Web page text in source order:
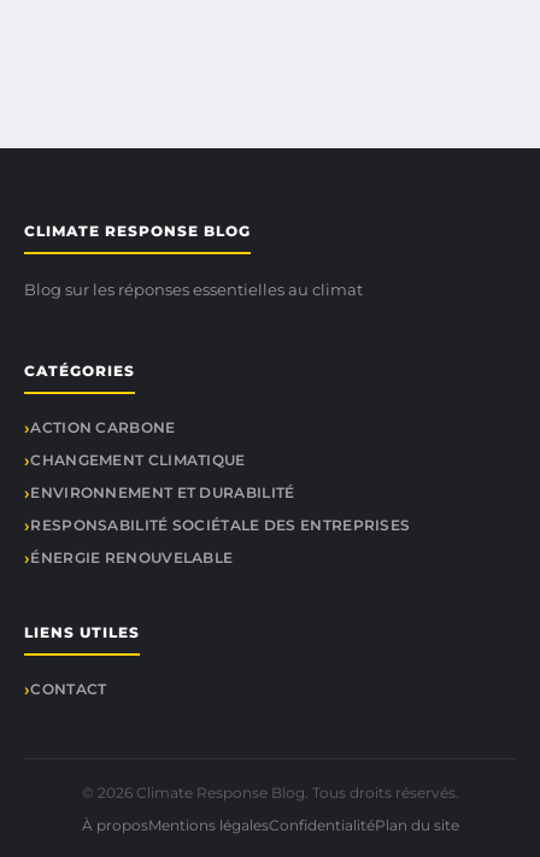
CLIMATE RESPONSE BLOG
Blog sur les réponses essentielles au climat
CATÉGORIES
ACTION CARBONE
CHANGEMENT CLIMATIQUE
ENVIRONNEMENT ET DURABILITÉ
RESPONSABILITÉ SOCIÉTALE DES ENTREPRISES
ÉNERGIE RENOUVELABLE
LIENS UTILES
CONTACT
© 2026 Climate Response Blog. Tous droits réservés.
À proposMentions légalesConfidentialitéPlan du site